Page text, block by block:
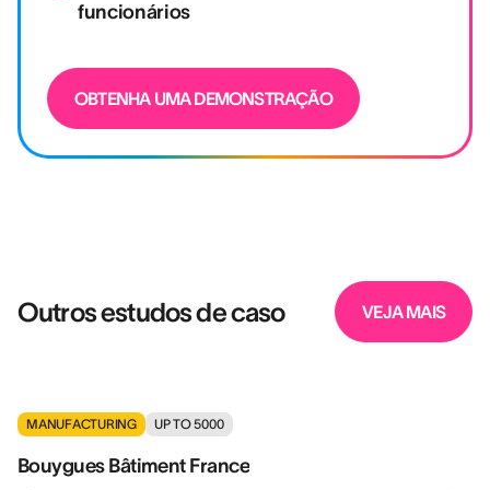
funcionários
OBTENHA UMA DEMONSTRAÇÃO
Outros estudos de caso VEJA MAIS
MANUFACTURING UP TO 5000
Bouygues Bâtiment France